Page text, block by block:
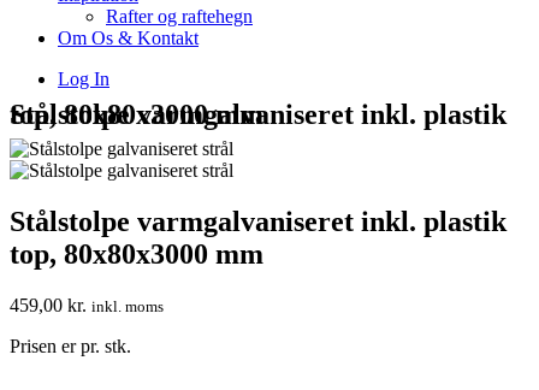
Rafter og raftehegn
Om Os & Kontakt
Log In
Stålstolpe varmgalvaniseret inkl. plastik top, 80x80x3000 mm
Stålstolpe varmgalvaniseret inkl. plastik
top, 80x80x3000 mm
459,00 kr. inkl. moms
Prisen er pr. stk.